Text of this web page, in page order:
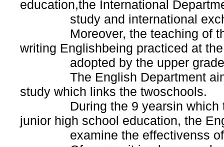
education,the International
study and international
Moreover, the teaching of the
writing Englishbeing practiced at
adopted by the upper grades
The English Department aims
study which links the twoschools.
During the 9 yearsin which the
junior high school education, the
examine the effectivenss of